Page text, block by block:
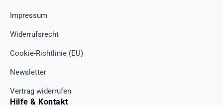
Impressum
Widerrufsrecht
Cookie-Richtlinie (EU)
Newsletter
Vertrag widerrufen
Hilfe & Kontakt